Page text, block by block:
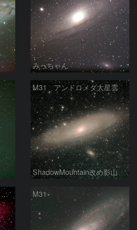
みっちゃん
M31 アンドロメダ大星雲
ShadowMountain改め影山
M31 アンドロメダ星雲 2026-1-14 M31